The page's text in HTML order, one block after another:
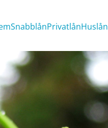
SnabblånPrivatlånHuslån